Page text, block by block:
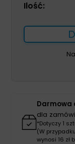
Ilość:
Darmowa
dla
*Dotyczy 1
(W
wynosi 16 zł